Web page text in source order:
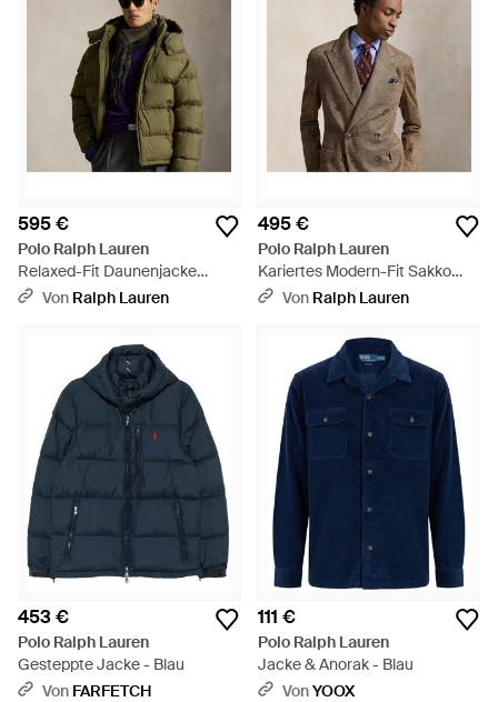
595 €
Polo Ralph Lauren
Relaxed-Fit Daunenjacke
Gorham - Grün
Von Ralph Lauren
495 €
Polo Ralph Lauren
Kariertes Modern-Fit Sakko
Polo Soft - Braun
Von Ralph Lauren
453 €
Polo Ralph Lauren
Gesteppte Jacke - Blau
Von FARFETCH
111 €
Polo Ralph Lauren
Jacke & Anorak - Blau
VonYOOX